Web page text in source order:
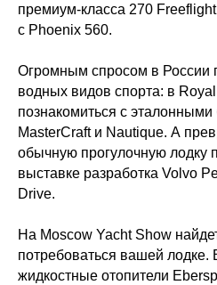
премиум-класса 270
с Phoenix 560.
Огромным спросом в России
водных видов спорта: в
познакомиться с
MasterCraft и Nautique. А
обычную прогулочную лодку
выставке разработка Volvo
Drive.
На Moscow Yacht Show
потребоваться вашей
жидкостные отопители